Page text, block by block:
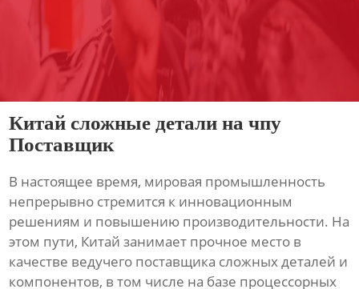
Китай сложные детали на чпу
Поставщик
В настоящее время, мировая промышленность
непрерывно стремится к инновационным
решениям и повышению производительности. На
этом пути, Китай занимает прочное место в
качестве ведучего поставщика сложных деталей и
компонентов, в том числе на базе процессорных